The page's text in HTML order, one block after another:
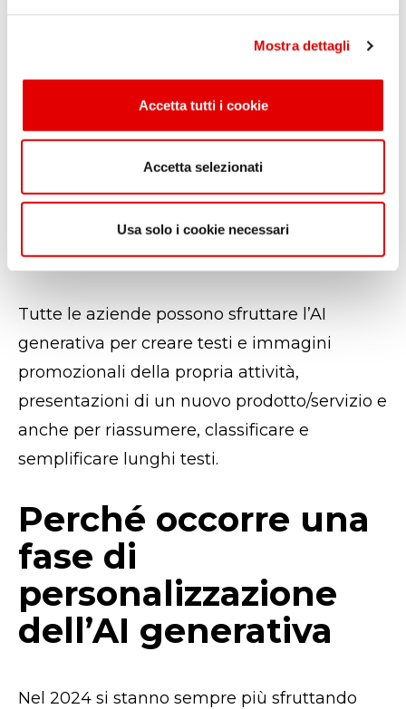
Mostra dettagli
Accetta tutti i cookie
Accetta selezionati
Usa solo i cookie necessari
misura e prevedere i comportamenti dei
clienti.
Nei settorimanifatturiero,automobilistico
la progettazione assistita da sistemi di AI
generativa può velocizzare i tempi di
realizzazione di nuovi prodotti, offrendo
nuove forme e nuovi modi di impiego.
Tutte le aziende possono sfruttare l’AI
generativa per creare testi e immagini
promozionali della propria attività,
presentazioni di un nuovo prodotto/servizio e
anche per riassumere, classificare e
semplificare lunghi testi.
Perché occorre una
fase di
personalizzazione
dell’AI generativa
Nel 2024 si stanno sempre più sfruttando